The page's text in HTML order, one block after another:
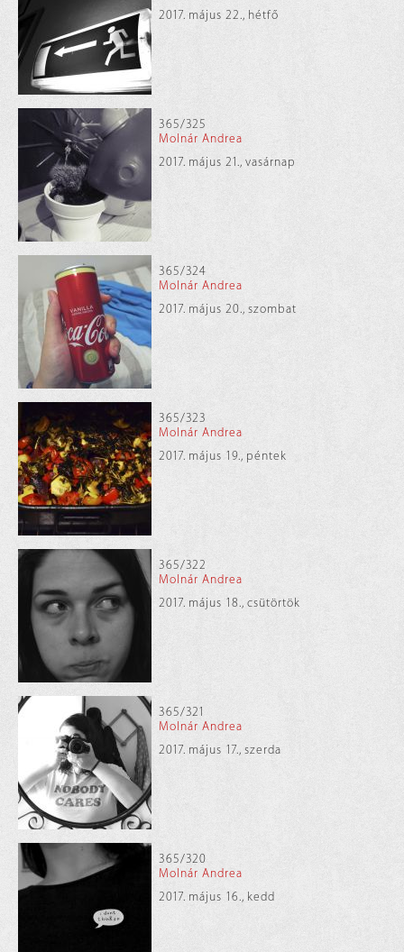
2017. május 22., hétfő
365/325
Molnár Andrea
2017. május 21., vasárnap
365/324
Molnár Andrea
2017. május 20., szombat
365/323
Molnár Andrea
2017. május 19., péntek
365/322
Molnár Andrea
2017. május 18., csütörtök
365/321
Molnár Andrea
2017. május 17., szerda
365/320
Molnár Andrea
2017. május 16., kedd